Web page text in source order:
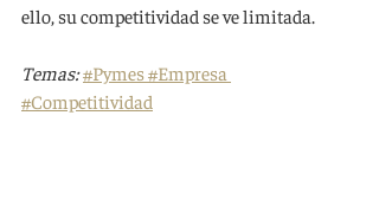
ello, su competitividad se ve limitada.
Temas:#Pymes#Empresa
#Competitividad